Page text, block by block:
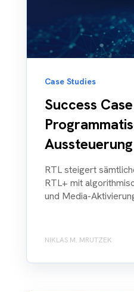
Case Studies
Success
Aussteuerung
RTL steigert
RTL+ mit
und Media-
NIKLAS M. MRUTZEK